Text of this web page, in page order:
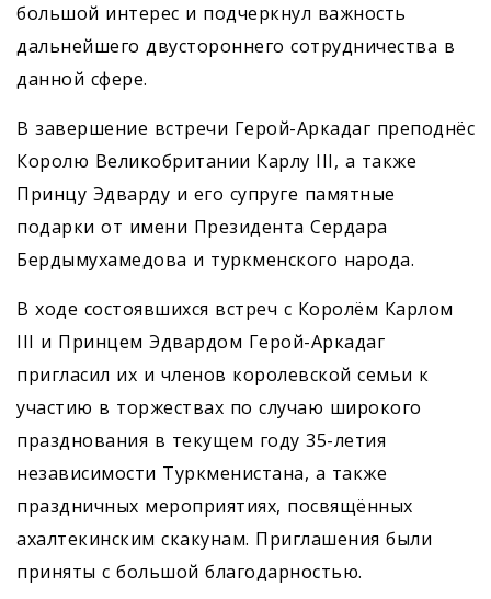
большой интерес и подчеркнул важность
дальнейшего двустороннего сотрудничества в
данной сфере.
В завершение встречи Герой-Аркадаг преподнёс
Королю Великобритании Карлу III, а также
Принцу Эдварду и его супруге памятные
подарки от имени Президента Сердара
Бердымухамедова и туркменского народа.
В ходе состоявшихся встреч с Королём Карлом
III и Принцем Эдвардом Герой-Аркадаг
пригласил их и членов королевской семьи к
участию в торжествах по случаю широкого
празднования в текущем году 35-летия
независимости Туркменистана, а также
праздничных мероприятиях, посвящённых
ахалтекинским скакунам. Приглашения были
приняты с большой благодарностью.